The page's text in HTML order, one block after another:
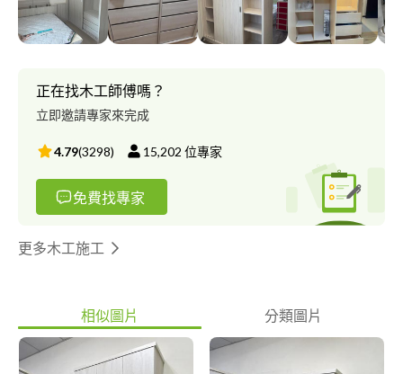
正在找木工師傅嗎？
立即邀請專家來完成
4.79(3298) 15,202 位專家
免費找專家
更多木工施工
相似圖片 分類圖片